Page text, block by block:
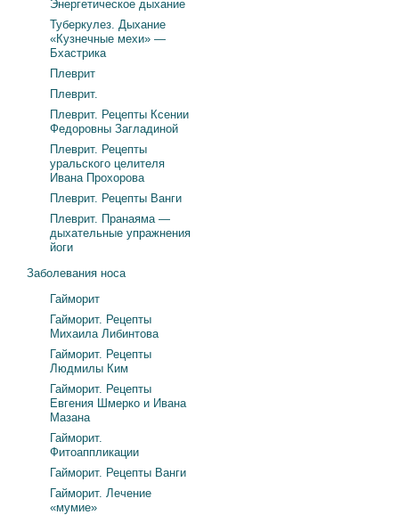
Энергетическое дыхание
Туберкулез. Дыхание
«Кузнечные мехи» —
Бхастрика
Плеврит
Плеврит.
Плеврит. Рецепты Ксении
Федоровны Загладиной
Плеврит. Рецепты
уральского целителя
Ивана Прохорова
Плеврит. Рецепты Ванги
Плеврит. Пранаяма —
дыхательные упражнения
йоги
Заболевания носа
Гайморит
Гайморит. Рецепты
Михаила Либинтова
Гайморит. Рецепты
Людмилы Ким
Гайморит. Рецепты
Евгения Шмерко и Ивана
Мазана
Гайморит.
Фитоаппликации
Гайморит. Рецепты Ванги
Гайморит. Лечение
«мумие»